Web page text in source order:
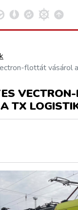
Kosár
flottát vásárol
TX